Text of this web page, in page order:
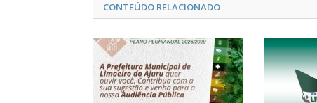
CONTEÚDO RELACIONADO